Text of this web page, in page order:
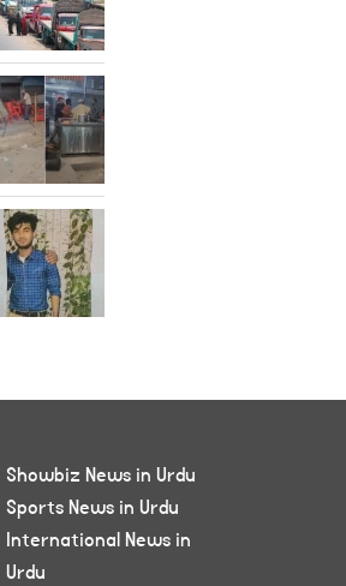
Showbiz News in Urdu
Sports News in Urdu
International News in
Urdu